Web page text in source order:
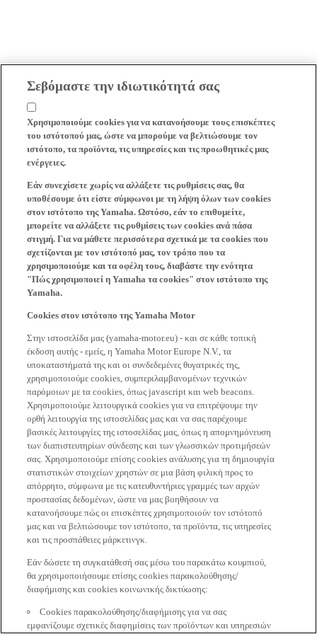
Σεβόμαστε την ιδιωτικότητά σας
Χρησιμοποιούμε cookies για να κατανοήσουμε τους επισκέπτες
του ιστότοπού μας, ώστε να μπορούμε να βελτιώσουμε τον
ιστότοπο, τα προϊόντα, τις υπηρεσίες και τις προωθητικές μας
ενέργειες.
Εάν συνεχίσετε χωρίς να αλλάξετε τις ρυθμίσεις σας, θα
υποθέσουμε ότι είστε σύμφωνοι με τη λήψη όλων των cookies
στον ιστότοπο της Yamaha. Ωστόσο, εάν το επιθυμείτε,
μπορείτε να αλλάξετε τις ρυθμίσεις των cookies ανά πάσα
στιγμή. Για να μάθετε περισσότερα σχετικά με τα cookies που
σχετίζονται με τον ιστότοπό μας, τον τρόπο που τα
χρησιμοποιούμε και τα οφέλη τους, διαβάστε την ενότητα
"Πώς χρησιμοποιεί η Yamaha τα cookies" στον ιστότοπο της
Yamaha.
Cookies στον ιστότοπο της Yamaha Motor
Στην ιστοσελίδα μας (yamaha-motor.eu) - και σε κάθε τοπική
έκδοση αυτής - εμείς, η Yamaha Motor Europe N.V., τα
υποκαταστήματά της και οι συνδεδεμένες θυγατρικές της,
χρησιμοποιούμε cookies, συμπεριλαμβανομένων τεχνικών
παρόμοιων με τα cookies, όπως javascript και web beacons.
Χρησιμοποιούμε λειτουργικά cookies για να επιτρέψουμε την
ορθή λειτουργία της ιστοσελίδας μας και να σας παρέχουμε
βασικές λειτουργίες της ιστοσελίδας μας, όπως η απομνημόνευση
των διαπιστευτηρίων σύνδεσης και των γλωσσικών προτιμήσεών
σας. Χρησιμοποιούμε επίσης cookies ανάλυσης για τη δημιουργία
στατιστικών στοιχείων χρηστών σε μια βάση φιλική προς το
απόρρητο, σύμφωνα με τις κατευθυντήριες γραμμές των αρχών
προστασίας δεδομένων, ώστε να μας βοηθήσουν να
κατανοήσουμε πώς οι επισκέπτες χρησιμοποιούν τον ιστότοπό
μας και να βελτιώσουμε τον ιστότοπο, τα προϊόντα, τις υπηρεσίες
και τις προσπάθειες μάρκετινγκ.
Εάν δώσετε τη συγκατάθεσή σας μέσω του παρακάτω κουμπιού,
θα χρησιμοποιήσουμε επίσης cookies παρακολούθησης/
διαφήμισης και cookies κοινωνικής δικτύωσης:
Cookies παρακολούθησης/διαφήμισης για να σας
εμφανίζουμε σχετικές διαφημίσεις των προϊόντων και υπηρεσιών